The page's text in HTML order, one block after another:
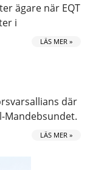
ägare när EQT
i
LÄS MER »
där
Mandebsundet.
LÄS MER »